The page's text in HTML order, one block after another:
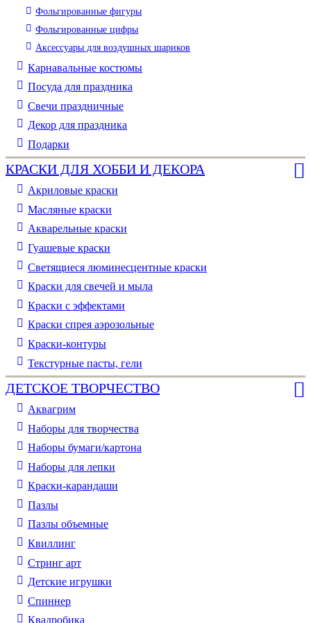
Фольгированные фигуры
Фольгированные цифры
Аксессуары для воздушных шариков
Карнавальные костюмы
Посуда для праздника
Свечи праздничные
Декор для праздника
Подарки
КРАСКИ ДЛЯ ХОББИ И ДЕКОРА
Акриловые краски
Масляные краски
Акварельные краски
Гуашевые краски
Светящиеся люминесцентные краски
Краски для свечей и мыла
Краски с эффектами
Краски спрея аэрозольные
Краски-контуры
Текстурные пасты, гели
ДЕТСКОЕ ТВОРЧЕСТВО
Аквагрим
Наборы для творчества
Наборы бумаги/картона
Наборы для лепки
Краски-карандаши
Пазлы
Пазлы объемные
Квиллинг
Стринг арт
Детские игрушки
Спиннер
Квадробика